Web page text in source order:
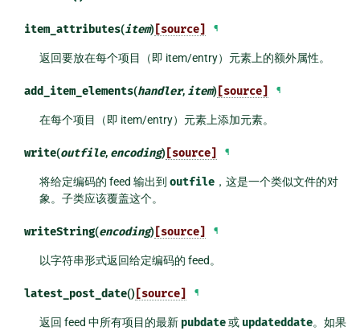
item_attributes(item)[source] ¶
返回要放在每个项目（即 item/entry）元素上的额外属性。
add_item_elements(handler, item)[source] ¶
在每个项目（即 item/entry）元素上添加元素。
write(outfile, encoding)[source] ¶
将给定编码的 feed 输出到outfile ，这是一个类似文件的对
象。子类应该覆盖这个。
writeString(encoding)[source] ¶
以字符串形式返回给定编码的 feed。
latest_post_date()[source] ¶
返回 feed 中所有项目的最新 pubdate或 updateddate。如果